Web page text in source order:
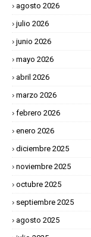
agosto 2026
julio 2026
junio 2026
mayo 2026
abril 2026
marzo 2026
febrero 2026
enero 2026
diciembre 2025
noviembre 2025
octubre 2025
septiembre 2025
agosto 2025